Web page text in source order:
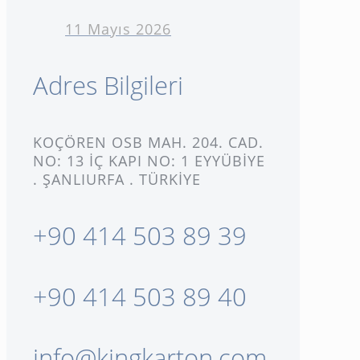
11 Mayıs 2026
Adres Bilgileri
KOÇÖREN OSB MAH. 204. CAD.
NO: 13 İÇ KAPI NO: 1 EYYÜBİYE
. ŞANLIURFA . TÜRKİYE
+90 414 503 89 39
+90 414 503 89 40